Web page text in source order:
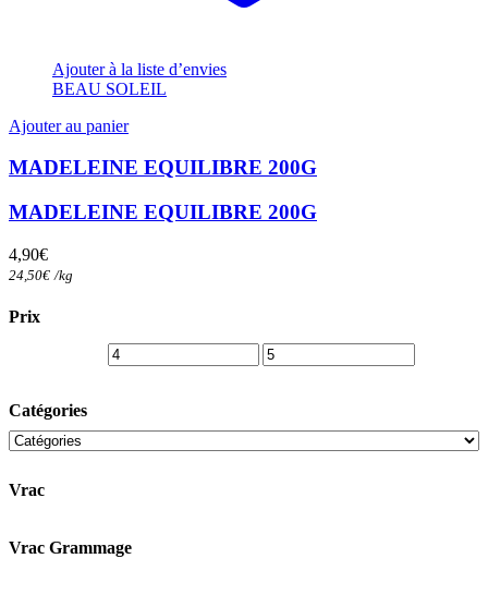
Ajouter à la liste d’envies
BEAU SOLEIL
Ajouter au panier
MADELEINE EQUILIBRE 200G
MADELEINE EQUILIBRE 200G
4,90€
24,50€ /kg
Prix
Catégories
Vrac
Vrac Grammage